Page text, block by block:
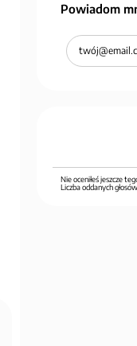
Powiadom
Nie oceniłeś jeszcze
Liczba oddanych